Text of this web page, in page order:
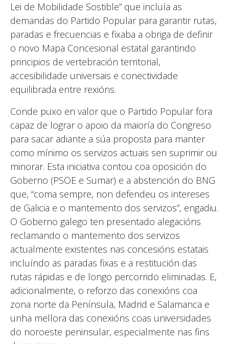
Lei de Mobilidade Sostible” que incluía as
demandas do Partido Popular para garantir rutas,
paradas e frecuencias e fixaba a obriga de definir
o novo Mapa Concesional estatal garantindo
principios de vertebración territorial,
accesibilidade universais e conectividade
equilibrada entre rexións.
Conde puxo en valor que o Partido Popular fora
capaz de lograr o apoio da maioría do Congreso
para sacar adiante a súa proposta para manter
como mínimo os servizos actuais sen suprimir ou
minorar. Esta iniciativa contou coa oposición do
Goberno (PSOE e Sumar) e a abstención do BNG
que, “coma sempre, non defendeu os intereses
de Galicia e o mantemento dos servizos”, engadiu.
O Goberno galego ten presentado alegacións
reclamando o mantemento dos servizos
actualmente existentes nas concesións estatais
incluíndo as paradas fixas e a restitución das
rutas rápidas e de longo percorrido eliminadas. E,
adicionalmente, o reforzo das conexións coa
zona norte da Península, Madrid e Salamanca e
unha mellora das conexións coas universidades
do noroeste peninsular, especialmente nas fins